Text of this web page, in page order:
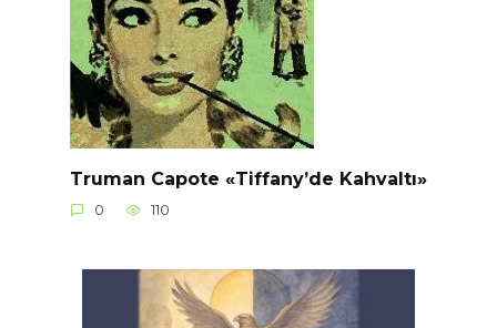
Truman Capote «Tiffany’de Kahvaltı»
0 110